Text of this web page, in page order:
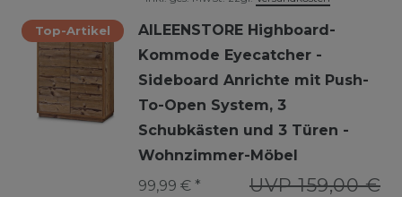
Top-Artikel
AILEENSTORE Highboard-
Kommode Eyecatcher -
Sideboard Anrichte mit Push-
To-Open System, 3
Schubkästen und 3 Türen -
Wohnzimmer-Möbel
UVP 159,00 €
99,99 € *